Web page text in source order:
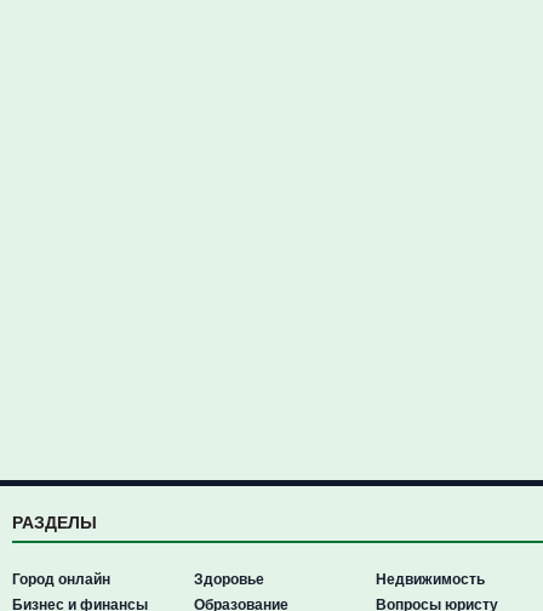
РАЗДЕЛЫ
Город онлайн
Бизнес и финансы
Здоровье
Образование
Недвижимость
Вопросы юристу